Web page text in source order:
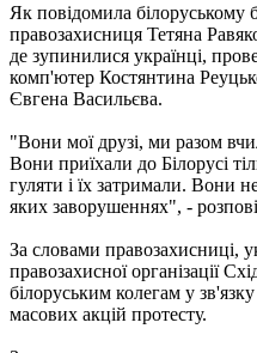
Як повідомила білоруському
правозахисниця Тетяна
де зупинилися українці,
комп'ютер Костянтина
Євгена Васильєва.
"Вони мої друзі, ми разом
Вони приїхали до Білорусі
гуляти і їх затримали. Вони
яких заворушеннях", -
За словами правозахисниці,
правозахисної організації
білоруським колегам у
масових акцій протесту.